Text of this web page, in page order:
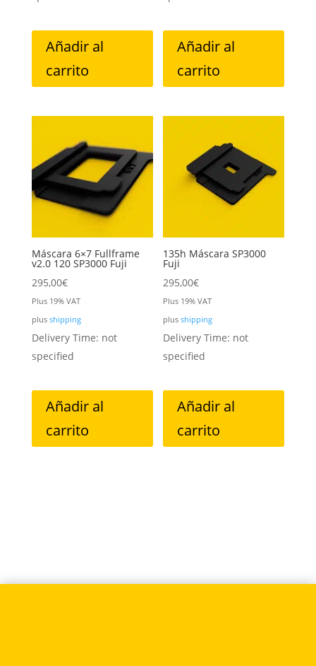
Añadir al
carrito
Añadir al
carrito
Máscara 6×7 Fullframe
v2.0 120 SP3000 Fuji
295,00€
Plus 19% VAT
plus shipping
Delivery Time: not
specified
Añadir al
carrito
135h Máscara SP3000
Fuji
295,00€
Plus 19% VAT
plusshipping
Delivery Time: not
specified
Añadir al
carrito